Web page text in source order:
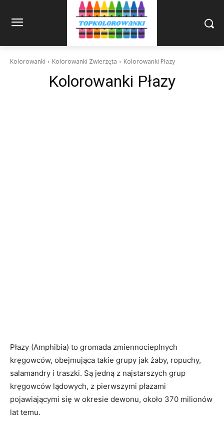
Kolorowanki Kolorowanki Zwierzęta Kolorowanki Płazy
Kolorowanki Płazy
Płazy (Amphibia) to gromada zmiennocieplnych
kręgowców, obejmująca takie grupy jak żaby, ropuchy,
salamandry i traszki. Są jedną z najstarszych grup
kręgowców lądowych, z pierwszymi płazami
pojawiającymi się w okresie dewonu, około 370 milionów
lat temu.